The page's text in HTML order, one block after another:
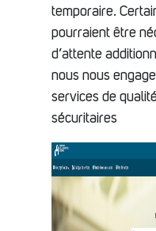
temporaire.
pourraient être
d’attente
nous nous
services de
sécuritaires